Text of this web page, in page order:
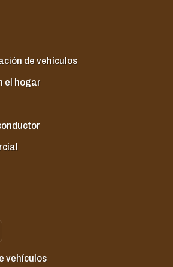
de vehículos
el hogar
vehículos